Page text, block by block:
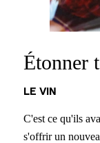
Étonner
LE VIN
C'est ce qu'ils
s'offrir un